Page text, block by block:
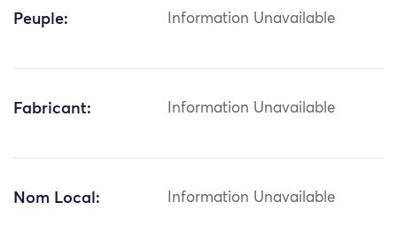
Peuple: Information Unavailable
Fabricant: Information Unavailable
Nom Local: Information Unavailable